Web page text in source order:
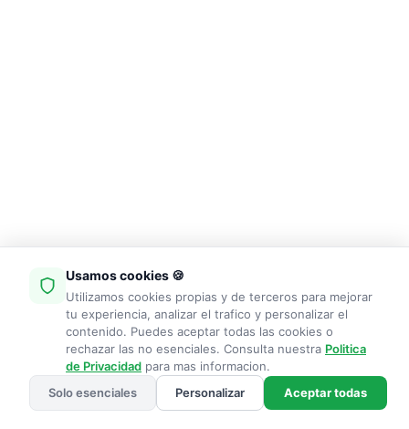
Usamos cookies 🍪
Utilizamos cookies propias y de terceros para mejorar
tu experiencia, analizar el trafico y personalizar el
contenido. Puedes aceptar todas las cookies o
rechazar las no esenciales. Consulta nuestra Politica
de Privacidad para mas informacion.
Solo esenciales
Personalizar Aceptar todas